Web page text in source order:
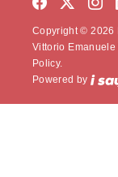
Copyright © 2026
Vittorio Emanuele
Policy.
Powered by